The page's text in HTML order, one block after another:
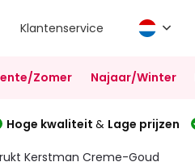
Klantenservice
Zomer Najaar/Winter
Hoge kwaliteit & Lage prijzen
Kerstman Creme-Goud